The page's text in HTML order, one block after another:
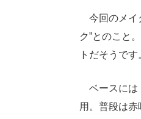
今回のメイ
ク”とのこと
トだそうで
ベースには
用。普段は